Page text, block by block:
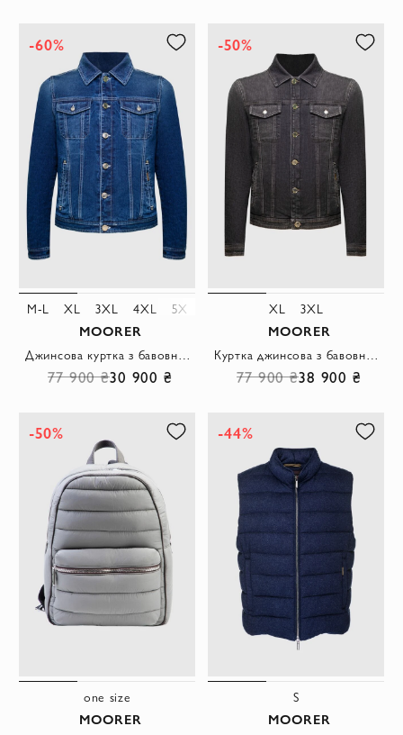
-60%
M-L XL 3XL 4XL 5XL
MOORER
77 900 ₴30 900 ₴
-50%
XL 3XL
MOORER
77 900 ₴38 900 ₴
-50%
one size
MOORER
-44%
S
MOORER